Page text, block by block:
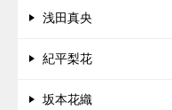
浅田真央
紀平梨花
坂本花織